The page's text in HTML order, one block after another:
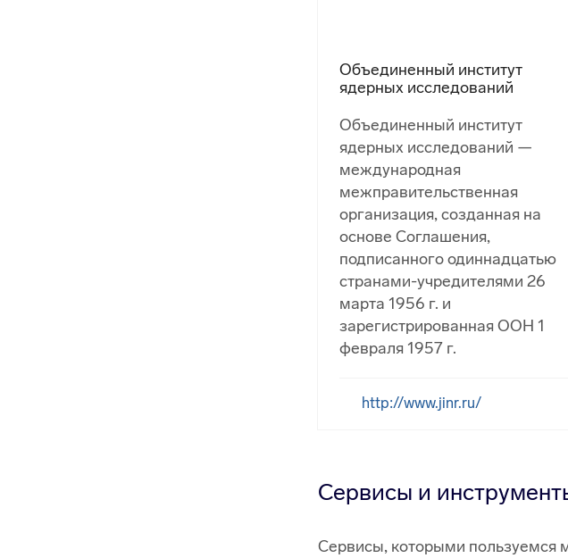
Объединенный институт
ядерных исследований
Объединенный институт
ядерных исследований —
международная
межправительственная
организация, созданная на
основе Соглашения,
подписанного одиннадцатью
странами-учредителями 26
марта 1956 г. и
зарегистрированная ООН 1
февраля 1957 г.
http://www.jinr.ru/
Сервисы и
Сервисы, которыми пользуемся